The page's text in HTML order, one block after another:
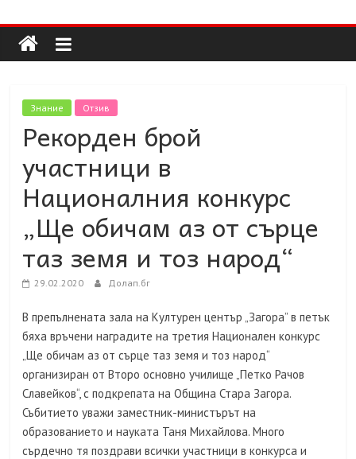
to
content
Долап
БГ
култура|
пътешествия|
мода|
събития|
кухня|
реклама|
минало|
Знание Отзив
Рекорден брой
участници в
Националния конкурс
„Ще обичам аз от сърце
таз земя и тоз народ“
29.02.2020 Долап.бг
В препълнената зала на Културен център „Загора” в петък
бяха връчени наградите на третия Национален конкурс
„Ще обичам аз от сърце таз земя и тоз народ“
организиран от Второ основно училище „Петко Рачов
Славейков“, с подкрепата на Община Стара Загора.
Събитието уважи заместник-министърът на
образованието и науката Таня Михайлова. Много
сърдечно тя поздрави всички участници в конкурса и